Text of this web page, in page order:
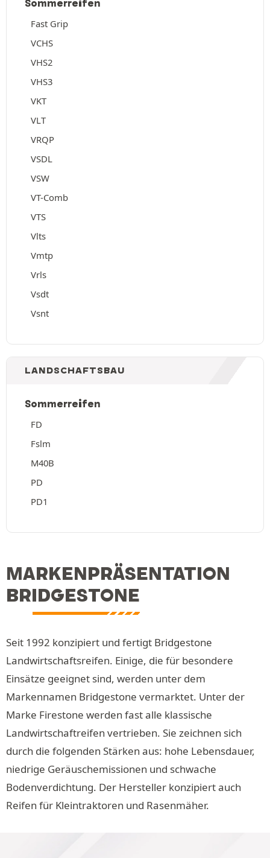
Sommerreifen
Fast Grip
VCHS
VHS2
VHS3
VKT
VLT
VRQP
VSDL
VSW
VT-Comb
VTS
Vlts
Vmtp
Vrls
Vsdt
Vsnt
LANDSCHAFTSBAU
Sommerreifen
FD
Fslm
M40B
PD
PD1
MARKENPRÄSENTATION
BRIDGESTONE
Seit 1992 konzipiert und fertigt Bridgestone
Landwirtschaftsreifen. Einige, die für besondere
Einsätze geeignet sind, werden unter dem
Markennamen Bridgestone vermarktet. Unter der
Marke Firestone werden fast alle klassische
Landwirtschaftreifen vertrieben. Sie zeichnen sich
durch die folgenden Stärken aus: hohe Lebensdauer,
niedrige Geräuschemissionen und schwache
Bodenverdichtung. Der Hersteller konzipiert auch
Reifen für Kleintraktoren und Rasenmäher.